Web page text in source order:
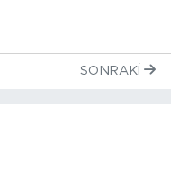
SONRAKI